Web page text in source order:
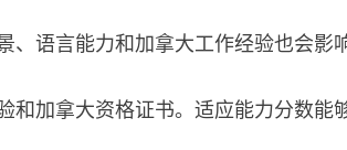
、语言能力和加拿大工作经验也会影
和加拿大资格证书。适应能力分数能